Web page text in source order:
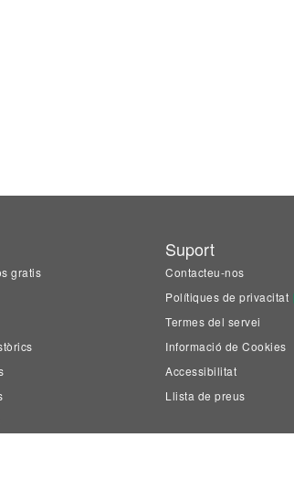
gratis
Suport
Contacteu-nos
Polítiques de privacitat
Termes del servei
Informació de Cookies
Accessibilitat
Llista de preus